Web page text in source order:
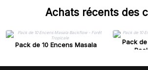
Achats récents des
Pack de 10 Encens Masala
Pack